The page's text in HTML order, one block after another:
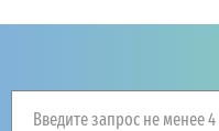
Введите запрос не менее